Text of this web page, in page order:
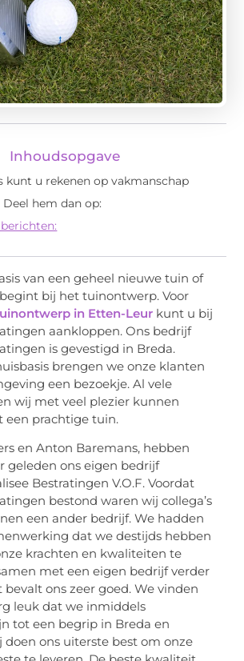
Inhoudsopgave
kunt u rekenen op vakmanschap
hem dan op:
van een geheel nieuwe tuin of
bij het tuinontwerp. Voor
in Etten-Leur kunt u bij
aankloppen. Ons bedrijf
is gevestigd in Breda.
brengen we onze klanten
een bezoekje. Al vele
wij met veel plezier kunnen
een prachtige tuin.
en Anton Baremans, hebben
geleden ons eigen bedrijf
Bestratingen V.O.F. Voordat
bestond waren wij collega’s
een ander bedrijf. We hadden
dat we destijds hebben
krachten en kwaliteiten te
met een eigen bedrijf verder
bevalt ons zeer goed. We vinden
leuk dat we inmiddels
tot een begrip in Breda en
doen ons uiterste best om onze